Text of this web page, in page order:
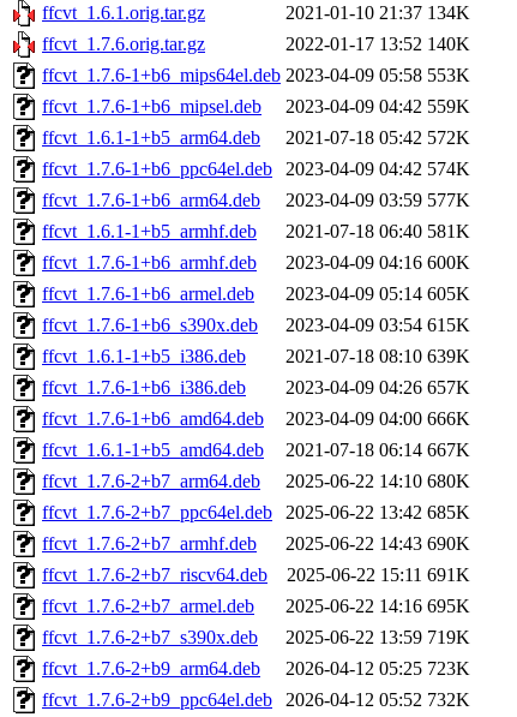
ffcvt_1.6.1.orig.tar.gz
2021-01-10 21:37 134K
ffcvt_1.7.6.orig.tar.gz
2022-01-17 13:52 140K
ffcvt_1.7.6-1+b6_mips64el.deb 2023-04-09 05:58 553K
ffcvt_1.7.6-1+b6_mipsel.deb
2023-04-09 04:42 559K
ffcvt_1.6.1-1+b5_arm64.deb
2021-07-18 05:42 572K
ffcvt_1.7.6-1+b6_ppc64el.deb
2023-04-09 04:42 574K
ffcvt_1.7.6-1+b6_arm64.deb
2023-04-09 03:59 577K
ffcvt_1.6.1-1+b5_armhf.deb
2021-07-18 06:40 581K
ffcvt_1.7.6-1+b6_armhf.deb
2023-04-09 04:16 600K
ffcvt_1.7.6-1+b6_armel.deb
2023-04-09 05:14 605K
ffcvt_1.7.6-1+b6_s390x.deb
2023-04-09 03:54 615K
ffcvt_1.6.1-1+b5_i386.deb
2021-07-18 08:10 639K
ffcvt_1.7.6-1+b6_i386.deb
2023-04-09 04:26 657K
ffcvt_1.7.6-1+b6_amd64.deb
2023-04-09 04:00 666K
ffcvt_1.6.1-1+b5_amd64.deb
2021-07-18 06:14 667K
ffcvt_1.7.6-2+b7_arm64.deb
2025-06-22 14:10 680K
ffcvt_1.7.6-2+b7_ppc64el.deb
2025-06-22 13:42 685K
ffcvt_1.7.6-2+b7_armhf.deb
2025-06-22 14:43 690K
ffcvt_1.7.6-2+b7_riscv64.deb
2025-06-22 15:11 691K
ffcvt_1.7.6-2+b7_armel.deb
2025-06-22 14:16 695K
ffcvt_1.7.6-2+b7_s390x.deb
2025-06-22 13:59 719K
ffcvt_1.7.6-2+b9_arm64.deb
2026-04-12 05:25 723K
ffcvt_1.7.6-2+b9_ppc64el.deb
2026-04-12 05:52 732K